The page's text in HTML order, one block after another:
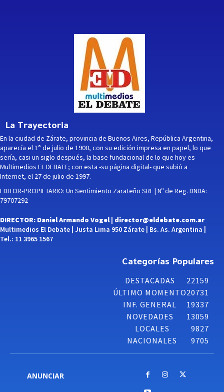
La Trayectoria
En la ciudad de Zárate, provincia de Buenos Aires, República Argentina,
aparecía el 1° de julio de 1900, con su edición impresa en papel, lo que
sería, casi un siglo después, la base fundacional de lo que hoy es
Multimedios EL DEBATE; con esta -su página digital- que subió a
Internet, el 27 de julio de 1997.
EDITOR-PROPIETARIO: Un Sentimiento Zarateño SRL | Nº de Reg. DNDA:
79707292
DIRECTOR: Daniel Armando Vogel | director@eldebate.com.ar
Multimedios El Debate | Justa Lima 950 Zárate | Bs. As. Argentina |
Tel.: 11 3965 1567
Categorías Populares
DESTACADAS
22159
ÚLTIMO MOMENTO20731
INF. GENERAL
19337
NOVEDADES
13059
LOCALES
9827
NACIONALES
9705
ANUNCIAR